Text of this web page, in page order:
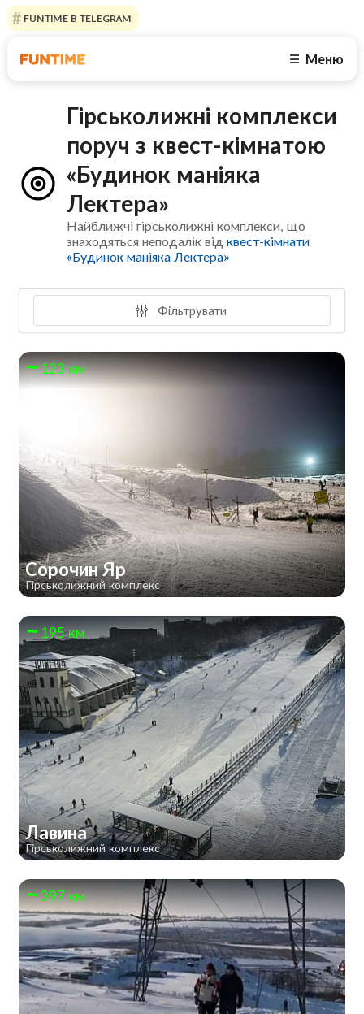
FUNTIME В TELEGRAM
☰ Меню
Гірськолижні комплекси
поруч з квест-кімнатою
«Будинок маніяка
Лектера»
Найближчі гірськолижні комплекси, що
знаходяться неподалік відквест-кімнати
«Будинок маніяка Лектера»
Фільтрувати
123 км
Сорочин Яр
Гірськолижний комплекс
195 км
Лавина
Гірськолижний комплекс
397 км